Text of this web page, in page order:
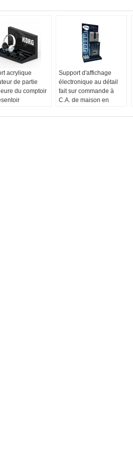
acrylique
de partie
du comptoir
électronique
Support d'affichage
électronique au détail
fait sur commande à
C.A. de maison en
support d'affichage de